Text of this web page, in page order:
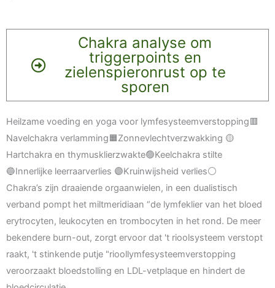
Chakra analyse om
triggerpoints en
zielenspieronrust op te
sporen
Heilzame voeding en yoga voor lymfesysteemverstopping🟥
Navelchakra verlamming🟧Zonnevlechtverzwakking 🟡
Hartchakra en thymusklierzwakte🟢Keelchakra stilte
🔵Innerlijke leerraarverlies 🟣Kruinwijsheid verlies⚪
Chakra’s zijn draaiende orgaanwielen, in een dualistisch
verband pompt het miltmeridiaan “de lymfeklier van het bloed
erytrocyten, leukocyten en trombocyten in het rond. De meer
bekendere burn-out, zorgt ervoor dat 't rioolsysteem verstopt
raakt, 't stinkende putje "rioollymfesysteemverstopping
veroorzaakt bloedstolling en LDL-vetplaque en hindert de